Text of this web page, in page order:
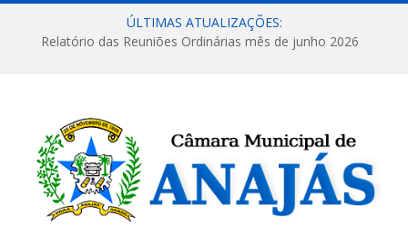
ÚLTIMAS ATUALIZAÇÕES:
Relatório das Reuniões Ordinárias mês de junho 2026